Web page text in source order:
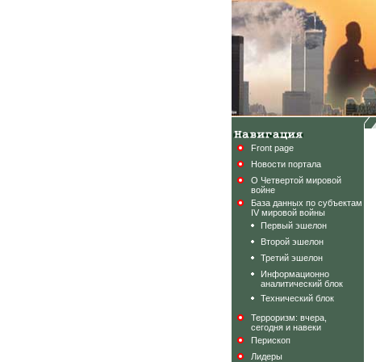
Front page
Новости портала
О Четвертой мировой
войне
База данных по субъектам
IV мировой войны
Первый эшелон
Второй эшелон
Третий эшелон
Информационно
аналитический блок
Технический блок
Терроризм: вчера,
сегодня и навеки
Перископ
Лидеры